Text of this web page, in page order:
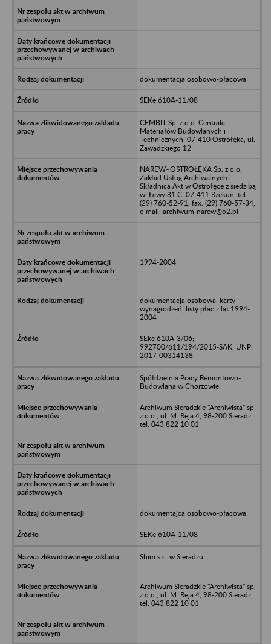
dokumentacja osobowo-płacowa
SEKe 610A-11/08
CEMBIT Sp. z o.o. Centrala
Materiałów Budowlanych i
Technicznych, 07-410 Ostrołęka, ul.
Zawadzkiego 12
NAREW–OSTROŁĘKA Sp. z o.o.
Zakład Usług Archiwalnych i
Składnica Akt w Ostrołęce z siedzibą
w: Ławy 81 C, 07-411 Rzekuń, tel.
(29) 760-52-91, fax: (29) 760-57-34,
e-mail: archiwum-narew@o2.pl
1994-2004
dokumentacja osobowa, karty
wynagrodzeń, listy płac z lat 1994-
2004
SEke 610A-3/06;
992700/611/194/2015-SAK, UNP:
2017-00314138
Spółdzielnia Pracy Remontowo-
Budowlana w Chorzowie
Archiwum Sieradzkie "Archiwista" sp.
z o.o., ul. M. Reja 4, 98-200 Sieradz,
tel. 043 822 10 01
dokumentajca osobowo-płacowa
SEKe 610A-11/08
Shim s.c. w Sieradzu
Archiwum Sieradzkie "Archiwista" sp.
z o.o., ul. M. Reja 4, 98-200 Sieradz,
tel. 043 822 10 01